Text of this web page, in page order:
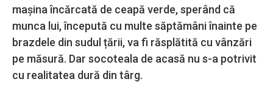
mașina încărcată de ceapă verde, sperând că
munca lui, începută cu multe săptămâni înainte pe
brazdele din sudul țării, va fi răsplătită cu vânzări
pe măsură. Dar socoteala de acasă nu s-a potrivit
cu realitatea dură din târg.